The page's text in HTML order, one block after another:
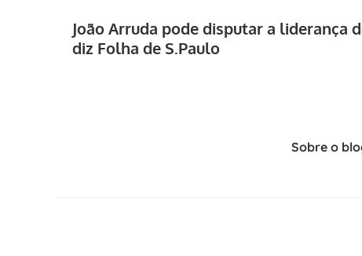
João Arruda pode disputar a liderança
diz Folha de S.Paulo
Sobre o